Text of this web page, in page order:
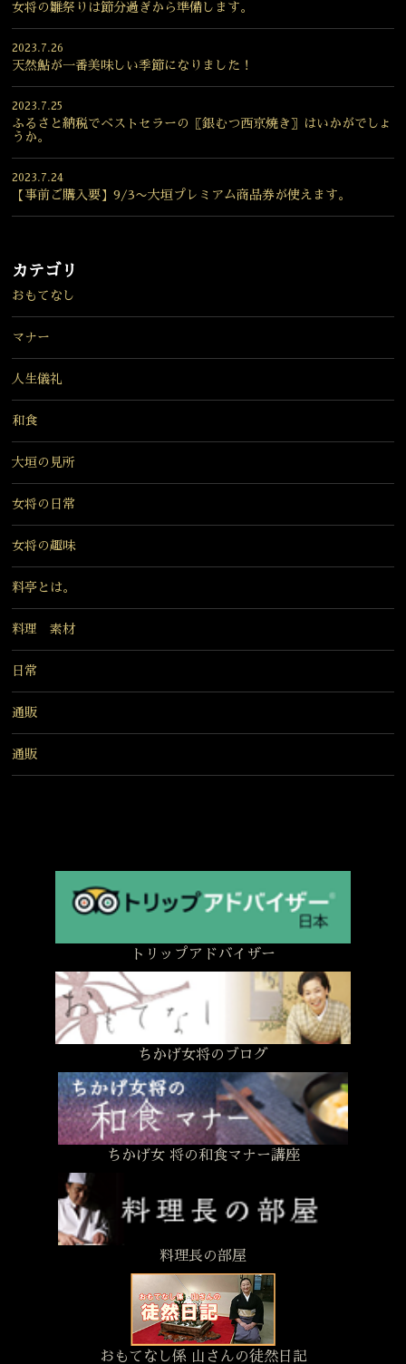
女将の雛祭りは節分過ぎから準備します。
2023.7.26
天然鮎が一番美味しい季節になりました！
2023.7.25
ふるさと納税でベストセラーの〖銀むつ西京焼き〗はいかがでしょ
うか。
2023.7.24
【事前ご購入要】9/3〜大垣プレミアム商品券が使えます。
カテゴリ
おもてなし
マナー
人生儀礼
和食
大垣の見所
女将の日常
女将の趣味
料亭とは。
料理 素材
日常
通販
通販
トリップアドバイザー
ちかげ女将のブログ
ちかげ女 将の和食マナー講座
料理長の部屋
おもてなし係 山さんの徒然日記